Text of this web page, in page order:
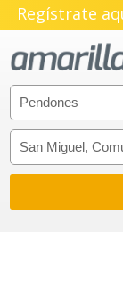
Regístrate